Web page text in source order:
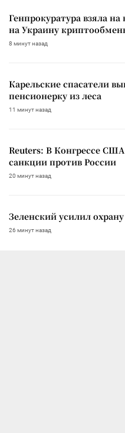
Генпрокуратура взяла
на Украину
8 минут назад
Карельские спасатели
пенсионерку из леса
11 минут назад
Reuters: В Конгрессе
санкции против России
20 минут назад
Зеленский усилил
26 минут назад